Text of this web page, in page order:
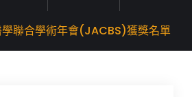
聯合學術年會(JACBS)獲獎名單